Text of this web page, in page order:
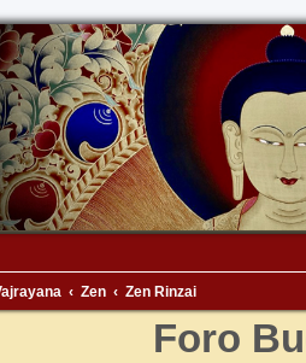
Zen Zen Rinzai
Foro